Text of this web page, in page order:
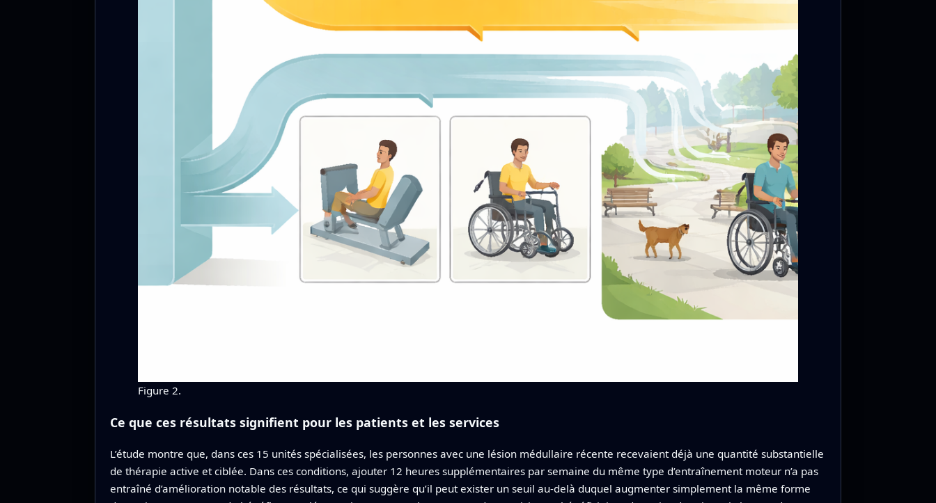
Figure 2.
Ce que ces résultats signifient pour les patients et les services
L’étude montre que, dans ces 15 unités spécialisées, les personnes avec une lésion médullaire récente recevaient déjà une quantité substantielle
de thérapie active et ciblée. Dans ces conditions, ajouter 12 heures supplémentaires par semaine du même type d’entraînement moteur n’a pas
entraîné d’amélioration notable des résultats, ce qui suggère qu’il peut exister un seuil au‑delà duquel augmenter simplement la même forme